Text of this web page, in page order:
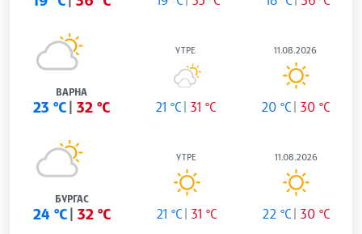
ВАРНА
23 °C 32 °C
УТРЕ
21 °C 31 °C
11.08.2026
20 °C 30 °C
БУРГАС
24 °C 32 °C
УТРЕ
21 °C 31 °C
11.08.2026
22 °C 30 °C